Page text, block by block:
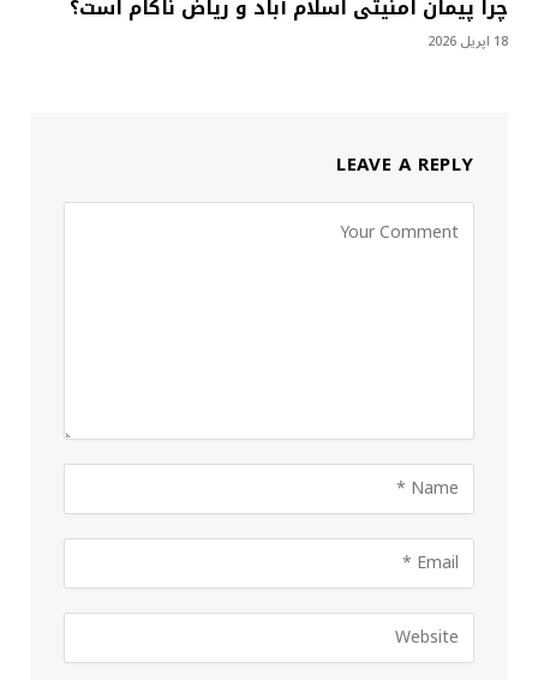
چرا پیمان امنیتی اسلام آباد و ریاض ناکام است؟
18 اپریل 2026
LEAVE A REPLY